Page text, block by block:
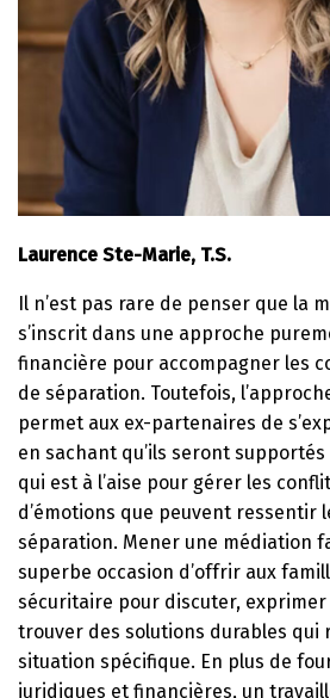
Laurence Ste-Marie, T.S.
Il n’est pas rare de penser que la
s’inscrit dans une approche
financière pour accompagner les
de séparation. Toutefois,
permet aux ex-partenaires de
en sachant qu’ils seront
qui est à l’aise pour gérer les
d’émotions que peuvent ressentir
séparation. Mener une médiation
superbe occasion d’offrir aux
sécuritaire pour discuter,
trouver des solutions durables qui
situation spécifique. En plus de
juridiques et financières, un